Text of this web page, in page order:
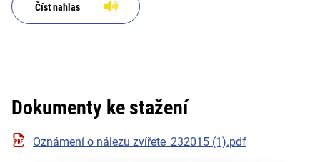
Číst nahlas
Dokumenty ke stažení
Oznámení o nálezu zvířete_232015 (1).pdf